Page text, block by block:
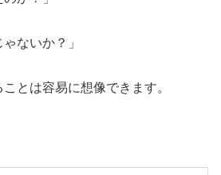
ないか？」
とは容易に想像できます。